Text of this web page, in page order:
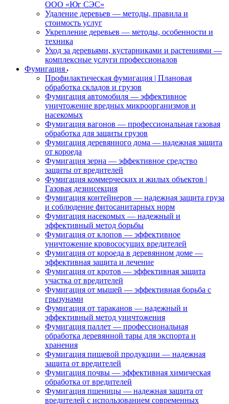
ООО «Юг СЭС»
Удаление деревьев — методы, правила и
стоимость услуг
Укрепление деревьев — методы, особенности и
техника
Уход за деревьями, кустарниками и растениями —
комплексные услуги профессионалов
Фумигация
Профилактическая фумигация | Плановая
обработка складов и грузов
Фумигация автомобиля — эффективное
уничтожение вредных микроорганизмов и
насекомых
Фумигация вагонов — профессиональная газовая
обработка для защиты грузов
Фумигация деревянного дома — надежная защита
от короеда
Фумигация зерна — эффективное средство
защиты от вредителей
Фумигация коммерческих и жилых объектов |
Газовая дезинсекция
Фумигация контейнеров — надежная защита груза
и соблюдение фитосанитарных норм
Фумигация насекомых — надежный и
эффективный метод борьбы
Фумигация от клопов — эффективное
уничтожение кровососущих вредителей
Фумигация от короеда в деревянном доме —
эффективная защита и лечение
Фумигация от кротов — эффективная защита
участка от вредителей
Фумигация от мышей — эффективная борьба с
грызунами
Фумигация от тараканов — надежный и
эффективный метод уничтожения
Фумигация паллет — профессиональная
обработка деревянной тары для экспорта и
хранения
Фумигация пищевой продукции — надежная
защита от вредителей
Фумигация почвы — эффективная химическая
обработка от вредителей
Фумигация пшеницы — надежная защита от
вредителей с использованием современных